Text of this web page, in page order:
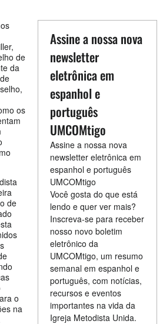
Assine a nossa nova
newsletter
eletrônica em
espanhol e
português
UMCOMtigo
Assine a nossa nova
newsletter eletrônica em
espanhol e português
UMCOMtigo
Você gosta do que está
lendo e quer ver mais?
Inscreva-se para receber
nosso novo boletim
eletrônico da
UMCOMtigo, um resumo
semanal em espanhol e
português, com notícias,
recursos e eventos
importantes na vida da
Igreja Metodista Unida.
de
da
os
de
o
na